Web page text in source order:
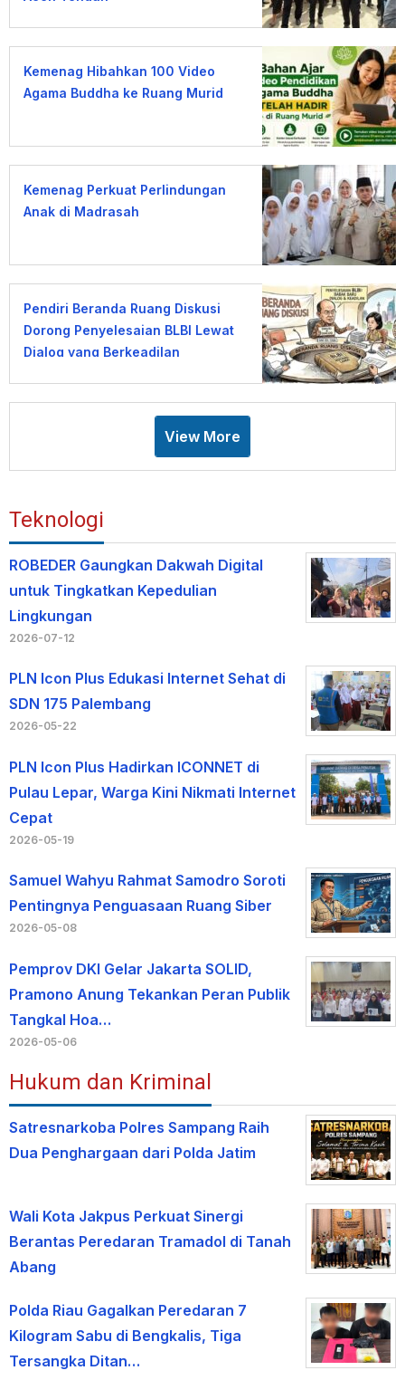
Kemenag Hibahkan 100 Video
Agama Buddha ke Ruang Murid
Kemenag Perkuat Perlindungan
Anak di Madrasah
Pendiri Beranda Ruang Diskusi
Dorong Penyelesaian BLBI Lewat
Dialog yang Berkeadilan
View More
Teknologi
ROBEDER Gaungkan Dakwah Digital
untuk Tingkatkan Kepedulian
Lingkungan
2026-07-12
PLN Icon Plus Edukasi Internet Sehat di
SDN 175 Palembang
2026-05-22
PLN Icon Plus Hadirkan ICONNET di
Pulau Lepar, Warga Kini Nikmati Internet
Cepat
2026-05-19
Samuel Wahyu Rahmat Samodro Soroti
Pentingnya Penguasaan Ruang Siber
2026-05-08
Pemprov DKI Gelar Jakarta SOLID,
Pramono Anung Tekankan Peran Publik
Tangkal Hoa…
2026-05-06
Hukum dan Kriminal
Satresnarkoba Polres Sampang Raih
Dua Penghargaan dari Polda Jatim
Wali Kota Jakpus Perkuat Sinergi
Berantas Peredaran Tramadol di Tanah
Abang
Polda Riau Gagalkan Peredaran 7
Kilogram Sabu di Bengkalis, Tiga
Tersangka Ditan…